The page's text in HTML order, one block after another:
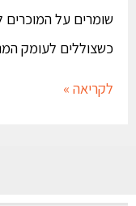
שומרים על המוכרים
כשצוללים לעומק
לקריאה »